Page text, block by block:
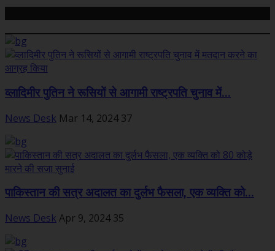
व्लादिमीर पुतिन ने रूसियों से आगामी राष्ट्रपति चुनाव में...
News Desk Mar 14, 2024 37
पाकिस्तान की सत्र अदालत का दुर्लभ फैसला, एक व्यक्ति को...
News Desk Apr 9, 2024 35